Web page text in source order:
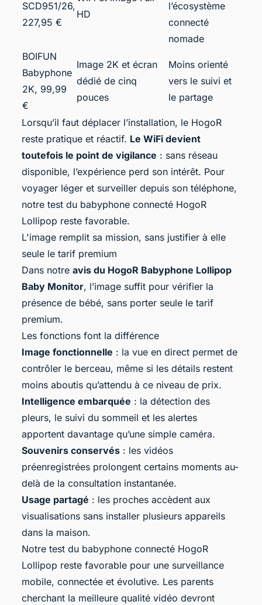
SCD951/26,
227,95 €
HD
l’écosystème
connecté
nomade
BOIFUN
Babyphone
2K, 99,99
€
Image 2K et écran
dédié de cinq
pouces
Moins orienté
vers le suivi et
le partage
Lorsqu’il faut déplacer l’installation, le HogoR
reste pratique et réactif. Le WiFi devient
toutefois le point de vigilance : sans réseau
disponible, l’expérience perd son intérêt. Pour
voyager léger et surveiller depuis son téléphone,
notre test du babyphone connecté HogoR
Lollipop reste favorable.
L'image remplit sa mission, sans justifier à elle
seule le tarif premium
Dans notre avis du HogoR Babyphone Lollipop
Baby Monitor, l’image suffit pour vérifier la
présence de bébé, sans porter seule le tarif
premium.
Les fonctions font la différence
Image fonctionnelle : la vue en direct permet de
contrôler le berceau, même si les détails restent
moins aboutis qu’attendu à ce niveau de prix.
Intelligence embarquée : la détection des
pleurs, le suivi du sommeil et les alertes
apportent davantage qu’une simple caméra.
Souvenirs conservés: les vidéos
préenregistrées prolongent certains moments au-
delà de la consultation instantanée.
Usage partagé : les proches accèdent aux
visualisations sans installer plusieurs appareils
dans la maison.
Notre test du babyphone connecté HogoR
Lollipop reste favorable pour une surveillance
mobile, connectée et évolutive. Les parents
cherchant la meilleure qualité vidéo devront